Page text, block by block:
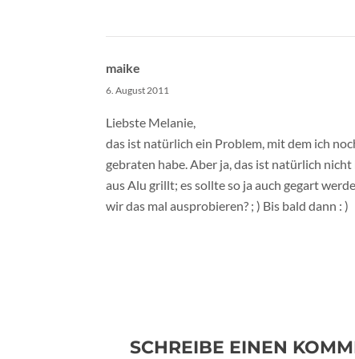
maike
6. August 2011
Liebste Melanie,
das ist natürlich ein Problem, mit dem ich
gebraten habe. Aber ja, das ist natürlich
aus Alu grillt; es sollte so ja auch gegart
wir das mal ausprobieren? ; ) Bis bald dann : )
SCHREIBE EINEN